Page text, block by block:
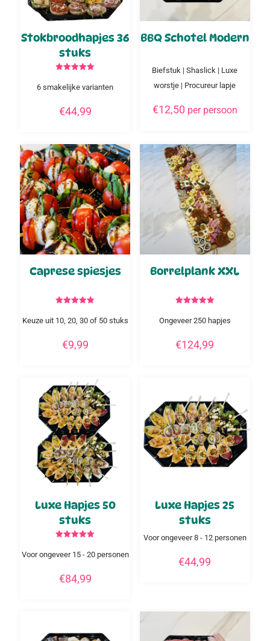
Stokbroodhapjes 36
stuks
5.00
uit 5
6 smakelijke varianten
€44,99
BBQ Schotel Modern
Biefstuk | Shaslick | Luxe
worstje | Procureur lapje
€12,50 per persoon
Caprese spiesjes
5.00
uit 5
Keuze uit 10, 20, 30 of 50 stuks
€9,99
Borrelplank XXL
5.00
uit 5
Ongeveer 250 hapjes
€124,99
Luxe Hapjes 50
stuks
5.00
uit 5
Voor ongeveer 15 - 20 personen
€84,99
Luxe Hapjes 25
stuks
Voor ongeveer 8 - 12 personen
€44,99